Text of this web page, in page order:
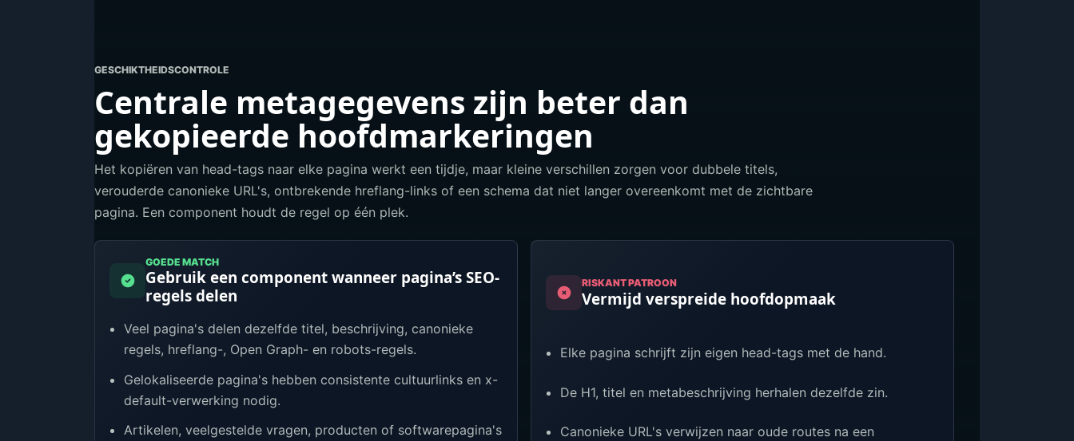
GESCHIKTHEIDSCONTROLE
Centrale metagegevens zijn beter dan
gekopieerde hoofdmarkeringen
Het kopiëren van head-tags naar elke pagina werkt een tijdje, maar kleine verschillen zorgen voor dubbele titels,
verouderde canonieke URL's, ontbrekende hreflang-links of een schema dat niet langer overeenkomt met de zichtbare
pagina. Een component houdt de regel op één plek.
GOEDE MATCH
Gebruik een component wanneer pagina’s SEO-
regels delen
Veel pagina's delen dezelfde titel, beschrijving, canonieke
regels, hreflang-, Open Graph- en robots-regels.
Gelokaliseerde pagina's hebben consistente cultuurlinks en x-
default-verwerking nodig.
Artikelen, veelgestelde vragen, producten of softwarepagina's
RISKANT PATROON
Vermijd verspreide hoofdopmaak
Elke pagina schrijft zijn eigen head-tags met de hand.
De H1, titel en metabeschrijving herhalen dezelfde zin.
Canonieke URL's verwijzen naar oude routes na een